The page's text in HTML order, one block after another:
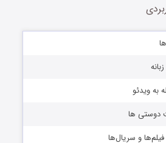
به ویدئو
دوستی ها
و سریال‌ها